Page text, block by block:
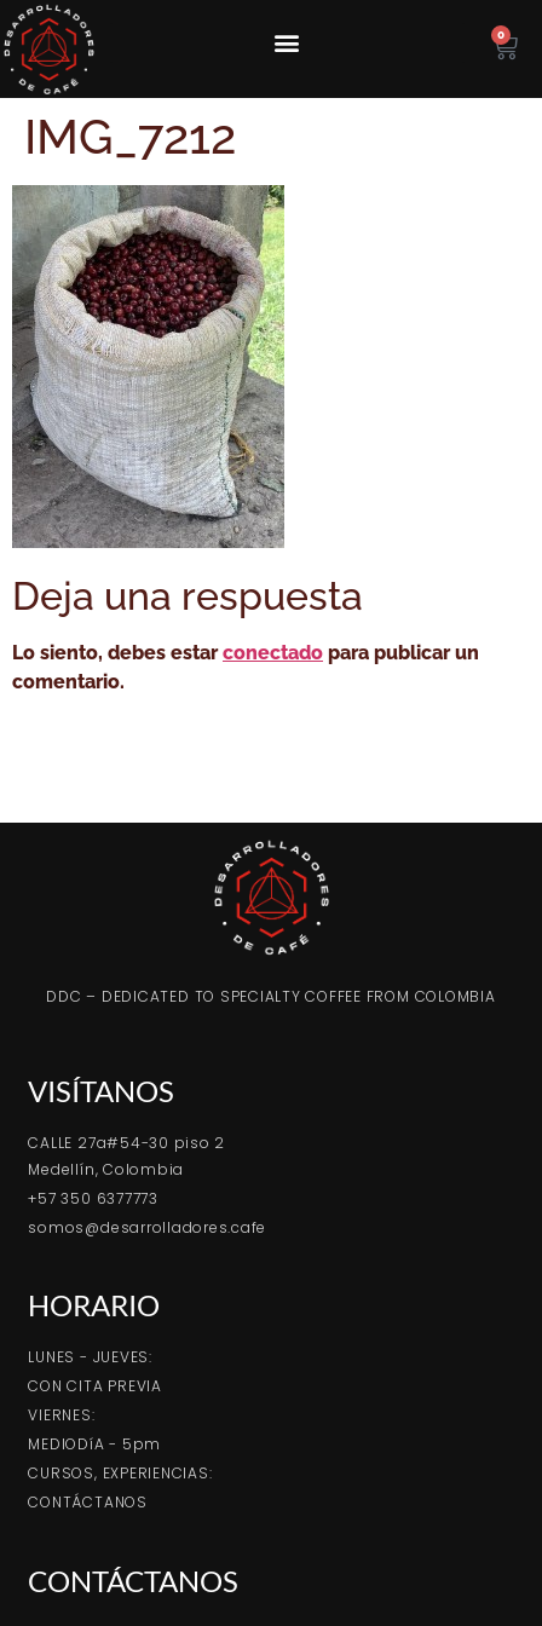
0
IMG_7212
Deja una respuesta
Lo siento, debes estarconectado para publicar un
comentario.
DDC – DEDICATED TO SPECIALTY COFFEE FROM COLOMBIA
VISÍTANOS
CALLE 27a#54-30 piso 2
Medellín, Colombia
+57 350 6377773
somos@desarrolladores.cafe
HORARIO
LUNES - JUEVES:
CON CITA PREVIA
VIERNES:
MEDIODíA - 5pm
CURSOS, EXPERIENCIAS:
CONTÁCTANOS
CONTÁCTANOS